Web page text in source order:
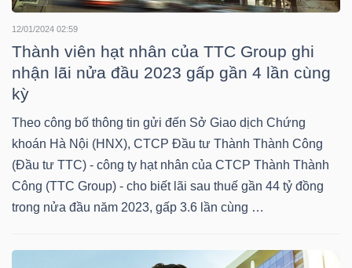
12/01/2024 02:59
Thành viên hạt nhân của TTC Group ghi
nhận lãi nửa đầu 2023 gấp gần 4 lần cùng
kỳ
Theo công bố thông tin gửi đến Sở Giao dịch Chứng
khoán Hà Nội (HNX), CTCP Đầu tư Thành Thành Công
(Đầu tư TTC) - công ty hạt nhân của CTCP Thành Thành
Công (TTC Group) - cho biết lãi sau thuế gần 44 tỷ đồng
trong nửa đầu năm 2023, gấp 3.6 lần cùng …
VS-
SECTOR
NĂNG
LƯỢNG